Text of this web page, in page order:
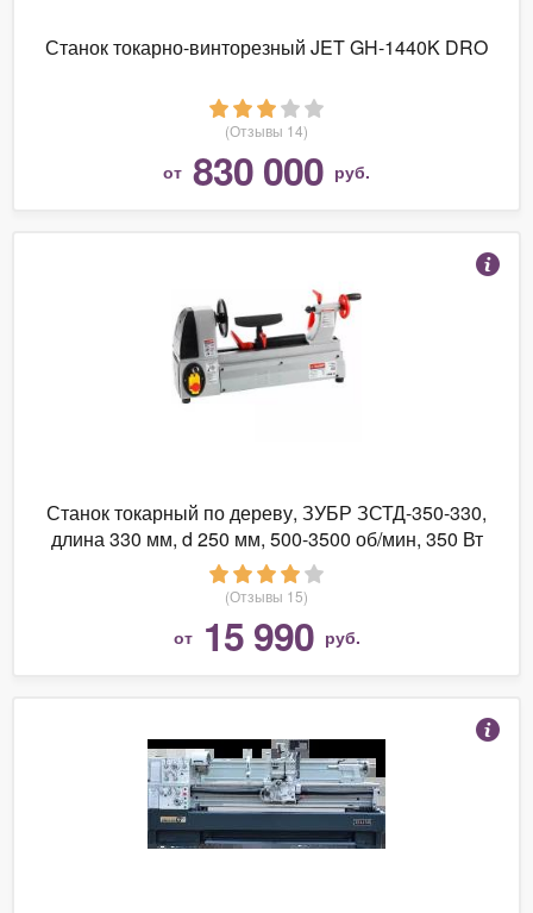
Станок токарно-винторезный JET GH-1440K DRO
(Отзывы 14)
от 830 000 руб.
Станок токарный по дереву, ЗУБР ЗСТД-350-330,
длина 330 мм, d 250 мм, 500-3500 об/мин, 350 Вт
(Отзывы 15)
от 15 990 руб.